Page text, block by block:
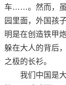
车……。然而，虽
园里面，外国孩
明是在创造铁甲
躲在大人的背后
之极的长衫。
我们中国是大